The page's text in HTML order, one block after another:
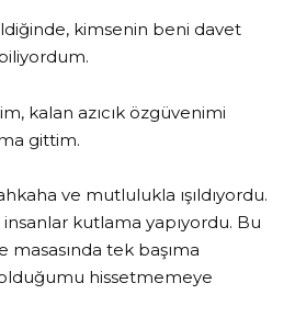
kimsenin beni davet
kalan azıcık özgüvenimi
gittim.
ve mutlulukla ışıldıyordu.
kutlama yapıyordu. Bu
masasında tek başıma
hissetmemeye